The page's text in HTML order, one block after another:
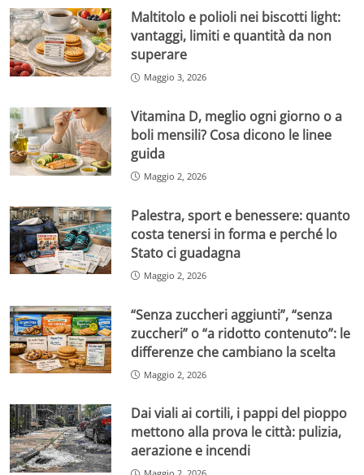
Maltitolo e polioli nei biscotti light:
vantaggi, limiti e quantità da non
superare
Maggio 3, 2026
Vitamina D, meglio ogni giorno o a
boli mensili? Cosa dicono le linee
guida
Maggio 2, 2026
Palestra, sport e benessere: quanto
costa tenersi in forma e perché lo
Stato ci guadagna
Maggio 2, 2026
“Senza zuccheri aggiunti”, “senza
zuccheri” o “a ridotto contenuto”: le
differenze che cambiano la scelta
Maggio 2, 2026
Dai viali ai cortili, i pappi del pioppo
mettono alla prova le città: pulizia,
aerazione e incendi